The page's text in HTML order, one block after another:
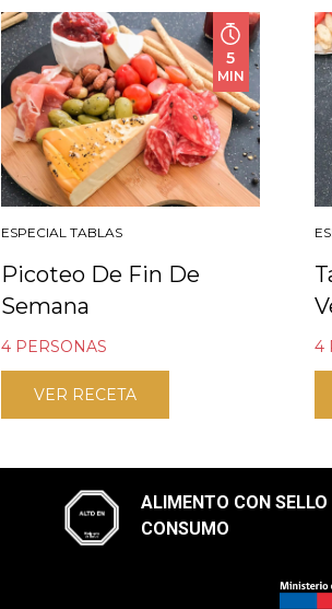
5
MIN
ESPECIAL TABLAS
Picoteo De Fin De
Semana
4 PERSONAS
VER RECETA
4
ALIMENTO CON SELLO
CONSUMO​